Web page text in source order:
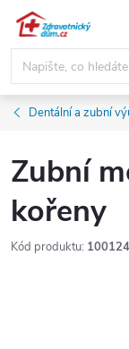
Přejít
obsah
Dentální a zubní
Zubní
kořeny
Kód produktu: